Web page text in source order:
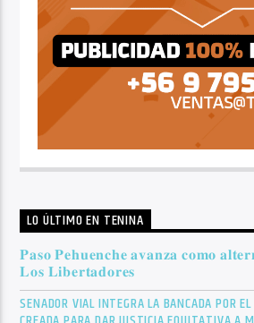
LO ÚLTIMO EN TENINA
𝐏𝐚𝐬𝐨 𝐏𝐞𝐡𝐮𝐞𝐧𝐜𝐡𝐞 𝐚𝐯𝐚𝐧𝐳𝐚 𝐜𝐨𝐦𝐨
𝐋𝐨𝐬 𝐋𝐢𝐛𝐞𝐫𝐭𝐚𝐝𝐨𝐫𝐞𝐬
SENADOR VIAL INTEGRA LA BANCADA POR